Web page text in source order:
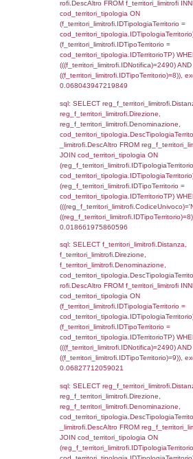
sql: SELECT
JOIN
sql: SELECT
ON
0.01929497718811
sql: SELECT